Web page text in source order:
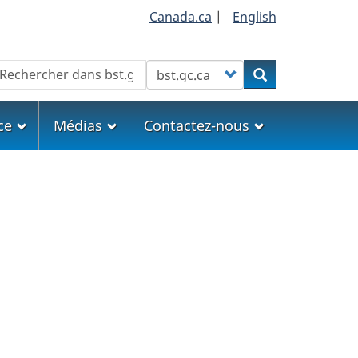
Canada.ca | English
Customize your searchRechercher
Médias Contactez-nous